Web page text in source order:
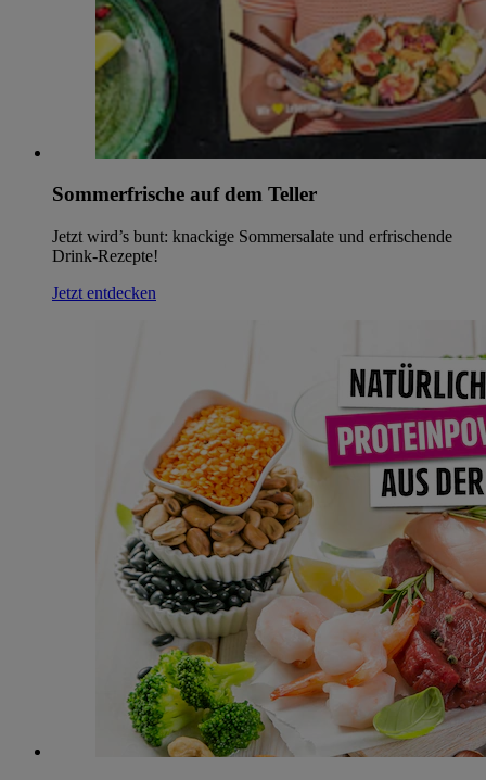
Sommerfrische auf dem Teller
Jetzt wird’s bunt: knackige Sommersalate und erfrischende
Drink-Rezepte!
Jetzt entdecken